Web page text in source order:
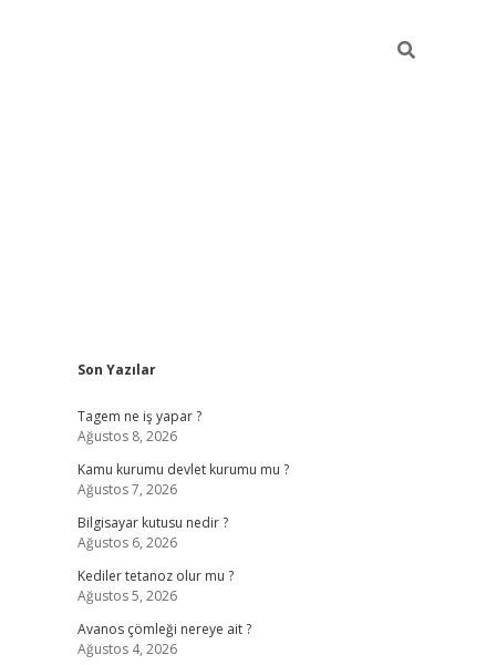
Sidebar
Son Yazılar
Tagem ne iş yapar ?
Ağustos 8, 2026
Kamu kurumu devlet kurumu mu ?
Ağustos 7, 2026
Bilgisayar kutusu nedir ?
Ağustos 6, 2026
Kediler tetanoz olur mu ?
Ağustos 5, 2026
Avanos çömleği nereye ait ?
Ağustos 4, 2026